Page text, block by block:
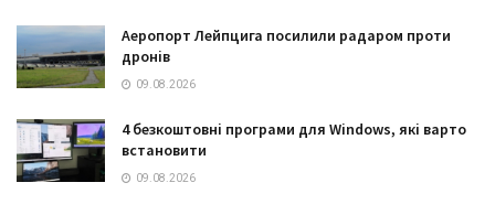
Аеропорт Лейпцига посилили радаром проти
дронів
09.08.2026
4 безкоштовні програми для Windows, які варто
встановити
09.08.2026